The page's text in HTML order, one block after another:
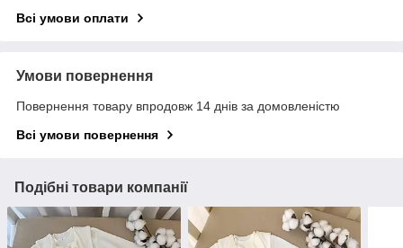
Всі умови оплати
Умови повернення
Повернення товару впродовж 14 днів за домовленістю
Всі умови повернення
Подібні товари компанії